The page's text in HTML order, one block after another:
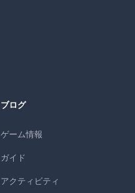
ブログ
ゲーム情報
ガイド
アクティビティ